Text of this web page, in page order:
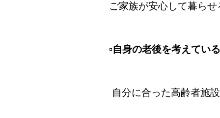
ご家族が安心して暮ら
▫自身の老後を考えてい
自分に合った高齢者施